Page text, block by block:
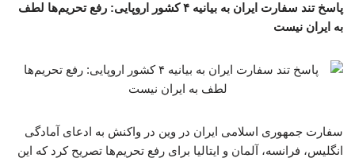
پاسخ تند سفارت ایران به بیانیه ۴ کشور اروپایی: رفع تحریم‌ها لطف
به ایران نیست
سفارت جمهوری اسلامی ایران در وین در واکنش به ادعای آمادگی
انگلیس، فرانسه، آلمان و ایتالیا برای رفع تحریم‌ها تصریح کرد که این